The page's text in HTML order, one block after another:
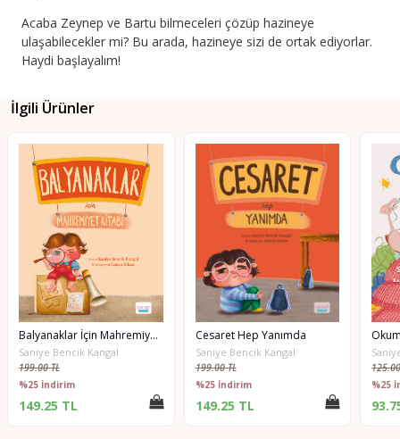
Acaba Zeynep ve Bartu bilmeceleri çözüp hazineye
ulaşabilecekler mi? Bu arada, hazineye sizi de ortak ediyorlar.
Haydi başlayalım!
İlgili Ürünler
Balyanaklar İçin Mahremiyet Kitabı
Saniye Bencik Kangal
199.00 TL
%25 İndirim
149.25 TL
Cesaret Hep Yanımda
Saniye Bencik Kangal
199.00 TL
%25 İndirim
149.25 TL
%25